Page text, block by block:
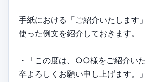
手紙における「ご紹介いたします
使った例文を紹介しておきます。
・「この度は、○○様をご紹介い
卒よろしくお願い申し上げます。」